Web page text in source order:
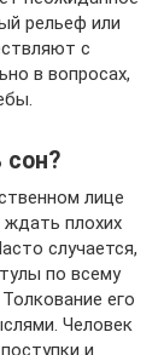
рельеф или
с
в вопросах,
сон?
лице
ждать плохих
случается,
по всему
его
Человек
и